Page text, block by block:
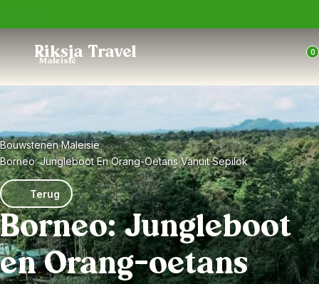
Riksja Travel
Maleisië
0
Bouwstenen Maleisië
Borneo: Jungleboot En Orang-Oetans Vanuit Sepilok
Terug
Borneo: Jungleboot
en Orang-oetans